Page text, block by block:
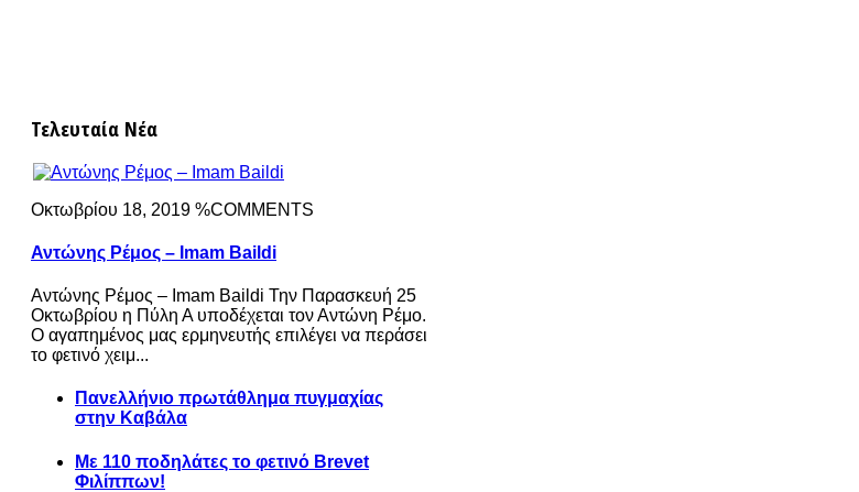
Τελευταία Νέα
Οκτωβρίου 18, 2019 %COMMENTS
Αντώνης Ρέμος – Imam Baildi
Αντώνης Ρέμος – Imam Baildi Την Παρασκευή 25
Οκτωβρίου η Πύλη Α υποδέχεται τον Αντώνη Ρέμο.
Ο αγαπημένος μας ερμηνευτής επιλέγει να περάσει
το φετινό χειμ...
Πανελλήνιο πρωτάθλημα πυγμαχίας
στην Καβάλα
Με 110 ποδηλάτες το φετινό Brevet
Φιλίππων!